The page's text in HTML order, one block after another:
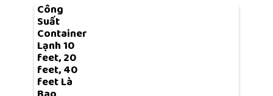
Công
Suất
Container
Lạnh 10
feet, 20
feet, 40
feet Là